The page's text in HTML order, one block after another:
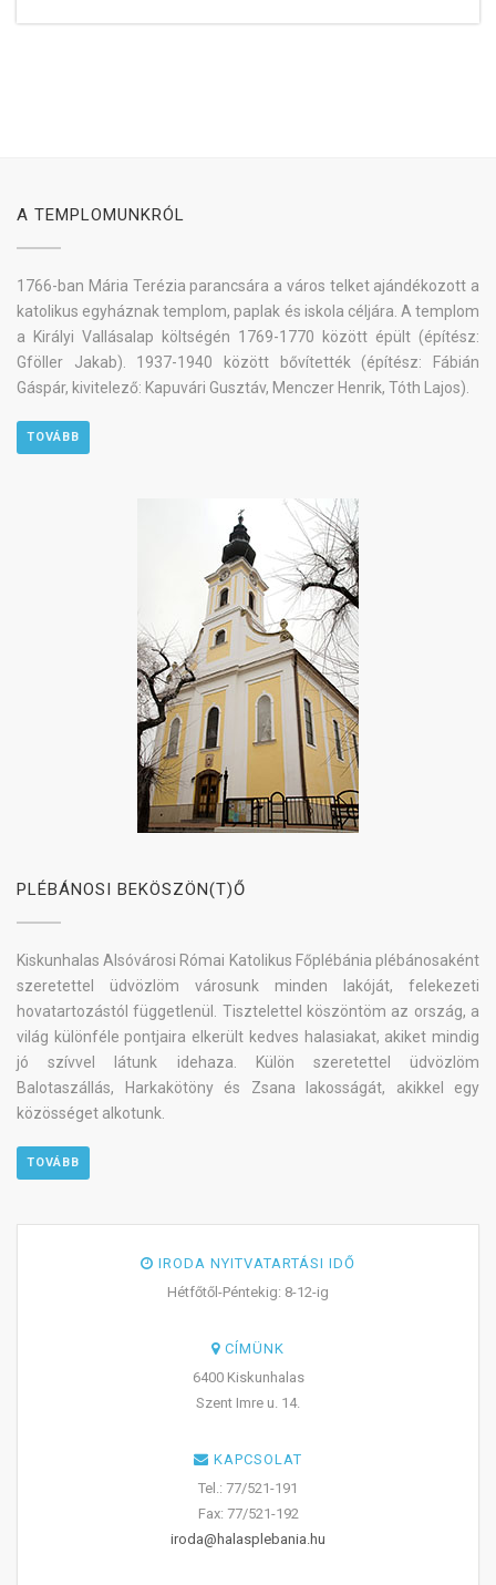
A TEMPLOMUNKRÓL
1766-ban Mária Terézia parancsára a város telket ajándékozott a
katolikus egyháznak templom, paplak és iskola céljára. A templom
a Királyi Vallásalap költségén 1769-1770 között épült (építész:
Gföller Jakab). 1937-1940 között bővítették (építész: Fábián
Gáspár, kivitelező: Kapuvári Gusztáv, Menczer Henrik, Tóth Lajos).
TOVÁBB
PLÉBÁNOSI BEKÖSZÖN(T)Ő
Kiskunhalas Alsóvárosi Római Katolikus Főplébánia plébánosaként
szeretettel üdvözlöm városunk minden lakóját, felekezeti
hovatartozástól függetlenül. Tisztelettel köszöntöm az ország, a
világ különféle pontjaira elkerült kedves halasiakat, akiket mindig
jó szívvel látunk idehaza. Külön szeretettel üdvözlöm
Balotaszállás, Harkakötöny és Zsana lakosságát, akikkel egy
közösséget alkotunk.
TOVÁBB
IRODA NYITVATARTÁSI IDŐ
Hétfőtől-Péntekig: 8-12-ig
CÍMÜNK
6400 Kiskunhalas
Szent Imre u. 14.
KAPCSOLAT
Tel.: 77/521-191
Fax: 77/521-192
iroda@halasplebania.hu